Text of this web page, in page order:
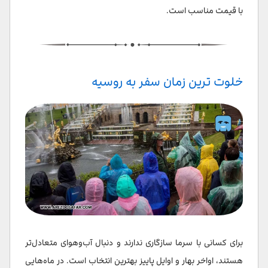
با قیمت مناسب است.
خلوت ترین زمان سفر به روسیه
برای کسانی با سرما سازگاری ندارند و دنبال آب‌وهوای متعادل‌تر
هستند، اواخر بهار و اوایل پاییز بهترین انتخاب است. در ماه‌هایی